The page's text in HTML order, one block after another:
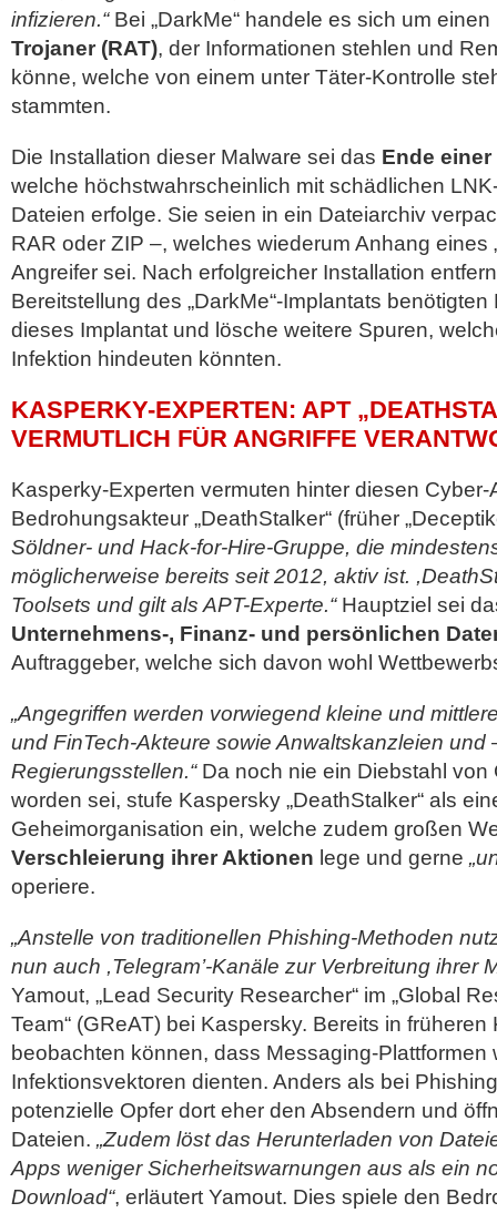
infizieren.“Bei „DarkMe“ handele es sich um einen
Trojaner (RAT), der Informationen stehlen und
könne, welche von einem unter Täter-Kontrolle
stammten.
Die Installation dieser Malware sei das Ende
welche höchstwahrscheinlich mit schädlichen
Dateien erfolge. Sie seien in ein Dateiarchiv
RAR oder ZIP –, welches wiederum Anhang eines
Angreifer sei. Nach erfolgreicher Installation
Bereitstellung des „DarkMe“-Implantats
dieses Implantat und lösche weitere Spuren,
Infektion hindeuten könnten.
KASPERKY-EXPERTEN: APT
VERMUTLICH FÜR ANGRIFFE
Kasperky-Experten vermuten hinter diesen Cyber-
Bedrohungsakteur „DeathStalker“ (früher
Söldner- und Hack-for-Hire-Gruppe, die
möglicherweise bereits seit 2012, aktiv ist.
Toolsets und gilt als APT-Experte.“Hauptziel sei
Unternehmens-, Finanz- und persönlichen
Auftraggeber, welche sich davon wohl
„Angegriffen werden vorwiegend kleine und
und FinTech-Akteure sowie Anwaltskanzleien und
Regierungsstellen.“Da noch nie ein Diebstahl von
worden sei, stufe Kaspersky „DeathStalker“ als
Geheimorganisation ein, welche zudem großen
Verschleierung ihrer Aktionen lege und gerne
operiere.
„Anstelle von traditionellen Phishing-Methoden
nun auch ,Telegram’-Kanäle zur Verbreitung ihrer
Yamout, „Lead Security Researcher“ im „Global
Team“ (GReAT) bei Kaspersky. Bereits in
beobachten können, dass Messaging-Plattformen
Infektionsvektoren dienten. Anders als bei
potenzielle Opfer dort eher den Absendern und
Dateien. „Zudem löst das Herunterladen von
Apps weniger Sicherheitswarnungen aus als ein
Download“, erläutert Yamout. Dies spiele den